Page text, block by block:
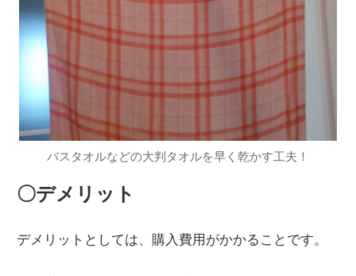
バスタオルなどの大判タオルを早く乾かす工夫！
〇デメリット
デメリットとしては、購入費用がかかることです。